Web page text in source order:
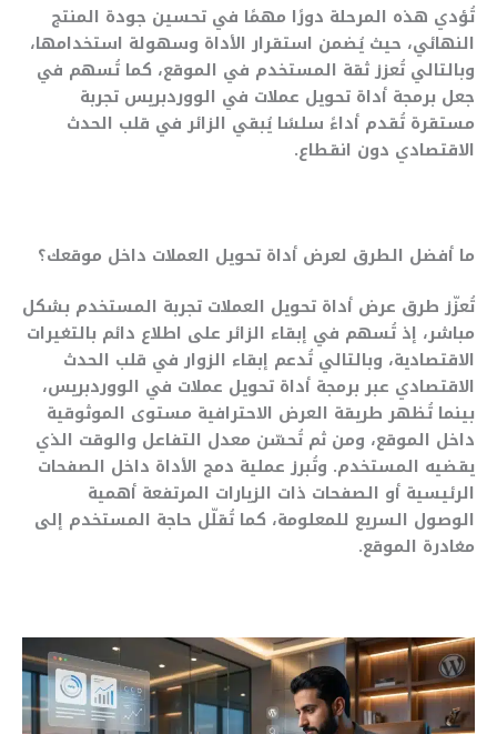
تُؤدي هذه المرحلة دورًا مهمًا في تحسين جودة المنتج
النهائي، حيث يُضمن استقرار الأداة وسهولة استخدامها،
وبالتالي تُعزز ثقة المستخدم في الموقع، كما تُسهم في
جعل برمجة أداة تحويل عملات في الووردبريس تجربة
مستقرة تُقدم أداءً سلسًا يُبقي الزائر في قلب الحدث
الاقتصادي دون انقطاع.
ما أفضل الطرق لعرض أداة تحويل العملات داخل موقعك؟
تُعزّز طرق عرض أداة تحويل العملات تجربة المستخدم بشكل
مباشر، إذ تُسهم في إبقاء الزائر على اطلاع دائم بالتغيرات
الاقتصادية، وبالتالي تُدعم إبقاء الزوار في قلب الحدث
الاقتصادي عبر برمجة أداة تحويل عملات في الووردبريس،
بينما تُظهر طريقة العرض الاحترافية مستوى الموثوقية
داخل الموقع، ومن ثم تُحسّن معدل التفاعل والوقت الذي
يقضيه المستخدم. وتُبرز عملية دمج الأداة داخل الصفحات
الرئيسية أو الصفحات ذات الزيارات المرتفعة أهمية
الوصول السريع للمعلومة، كما تُقلّل حاجة المستخدم إلى
مغادرة الموقع.